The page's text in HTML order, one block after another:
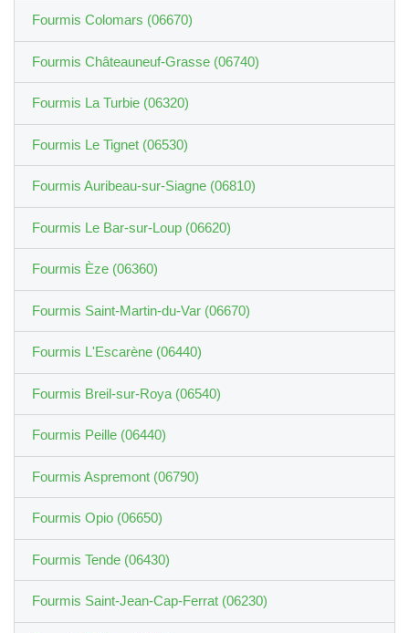
Fourmis Colomars (06670)
Fourmis Châteauneuf-Grasse (06740)
Fourmis La Turbie (06320)
Fourmis Le Tignet (06530)
Fourmis Auribeau-sur-Siagne (06810)
Fourmis Le Bar-sur-Loup (06620)
Fourmis Èze (06360)
Fourmis Saint-Martin-du-Var (06670)
Fourmis L'Escarène (06440)
Fourmis Breil-sur-Roya (06540)
Fourmis Peille (06440)
Fourmis Aspremont (06790)
Fourmis Opio (06650)
Fourmis Tende (06430)
Fourmis Saint-Jean-Cap-Ferrat (06230)